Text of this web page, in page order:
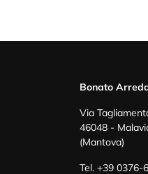
Bonato
Via
46048 -
(Mantova)
Tel. +39 0376-